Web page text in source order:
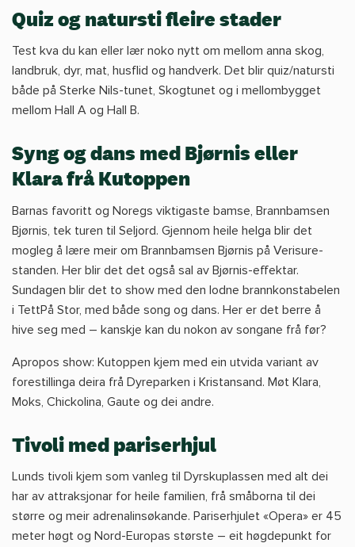
Quiz og natursti fleire stader
Test kva du kan eller lær noko nytt om mellom anna skog,
landbruk, dyr, mat, husflid og handverk. Det blir quiz/natursti
både på Sterke Nils-tunet, Skogtunet og i mellombygget
mellom Hall A og Hall B.
Syng og dans med Bjørnis eller
Klara frå Kutoppen
Barnas favoritt og Noregs viktigaste bamse, Brannbamsen
Bjørnis, tek turen til Seljord. Gjennom heile helga blir det
mogleg å lære meir om Brannbamsen Bjørnis på Verisure-
standen. Her blir det det også sal av Bjørnis-effektar.
Sundagen blir det to show med den lodne brannkonstabelen
i TettPå Stor, med både song og dans. Her er det berre å
hive seg med – kanskje kan du nokon av songane frå før?
Apropos show: Kutoppen kjem med ein utvida variant av
forestillinga deira frå Dyreparken i Kristansand. Møt Klara,
Moks, Chickolina, Gaute og dei andre.
Tivoli med pariserhjul
Lunds tivoli kjem som vanleg til Dyrskuplassen med alt dei
har av attraksjonar for heile familien, frå småborna til dei
større og meir adrenalinsøkande. Pariserhjulet «Opera» er 45
meter høgt og Nord-Europas største – eit høgdepunkt for